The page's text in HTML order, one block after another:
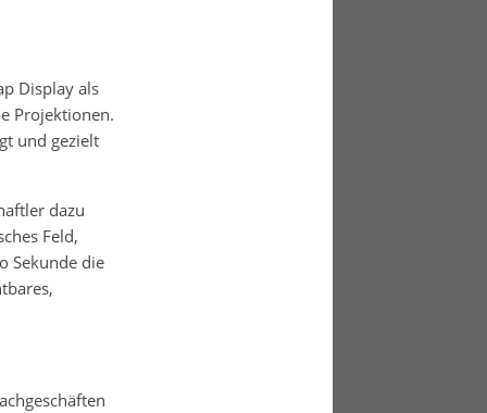
Display als
Projektionen.
und gezielt
dazu
Feld,
Sekunde die